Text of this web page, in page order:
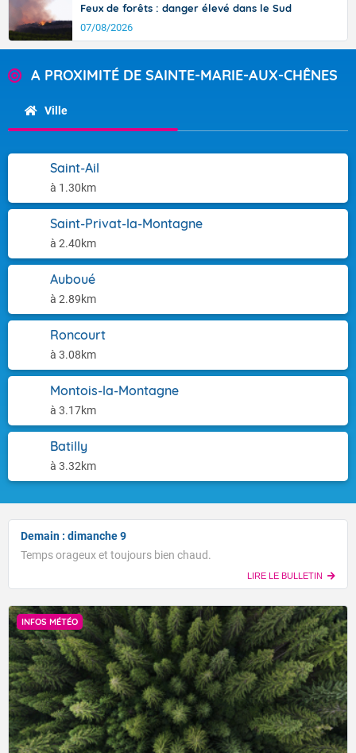
Feux de forêts : danger élevé dans le Sud
07/08/2026
A PROXIMITÉ DE SAINTE-MARIE-AUX-CHÊNES
Ville
Saint-Ail
à 1.30km
Saint-Privat-la-Montagne
à 2.40km
Auboué
à 2.89km
Roncourt
à 3.08km
Montois-la-Montagne
à 3.17km
Batilly
à 3.32km
Demain : dimanche 9
Temps orageux et toujours bien chaud.
LIRE LE BULLETIN
INFOS MÉTÉO